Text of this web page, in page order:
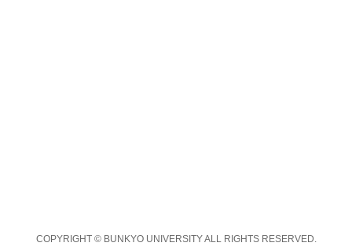
COPYRIGHT © BUNKYO UNIVERSITY ALL RIGHTS RESERVED.